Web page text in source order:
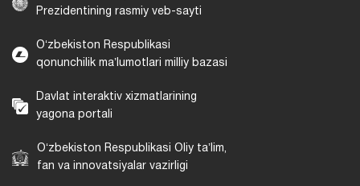
Prezidentining rasmiy veb-sayti
Oʻzbekiston Respublikasi
qonunchilik maʼlumotlari milliy bazasi
Davlat interaktiv xizmatlarining
yagona portali
Oʻzbekiston Respublikasi Oliy taʼlim,
fan va innovatsiyalar vazirligi